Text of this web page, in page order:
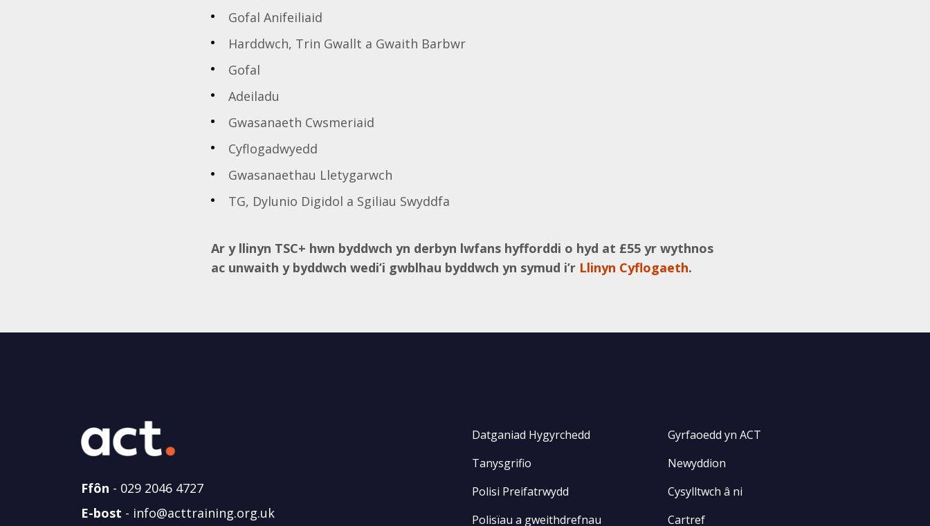
Gofal Anifeiliaid
Harddwch, Trin Gwallt a Gwaith Barbwr
Gofal
Adeiladu
Gwasanaeth Cwsmeriaid
Cyflogadwyedd
Gwasanaethau Lletygarwch
TG, Dylunio Digidol a Sgiliau Swyddfa
Ar y llinyn TSC+ hwn byddwch yn derbyn lwfans hyfforddi o hyd at £55 yr wythnos
ac unwaith y byddwch wedi’i gwblhau byddwch yn symud i’r Llinyn Cyflogaeth.
Ffôn - 029 2046 4727
E-bost - info@acttraining.org.uk
Datganiad Hygyrchedd
Tanysgrifio
Polisi Preifatrwydd
Polisïau a gweithdrefnau
Gyrfaoedd yn ACT
Newyddion
Cysylltwch â ni
Cartref